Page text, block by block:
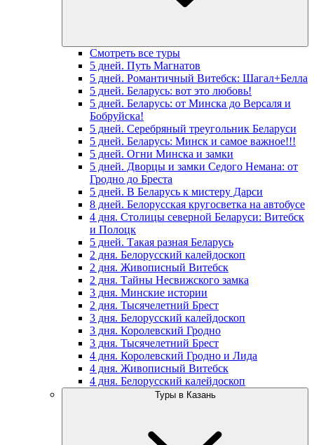
Смотреть все туры
5 дней. Путь Магнатов
5 дней. Романтичный Витебск: Шагал+Белла
5 дней. Беларусь: вот это любовь!
5 дней. Беларусь: от Минска до Версаля и
Бобруйска!
5 дней. Серебряный треугольник Беларуси
5 дней. Беларусь: Минск и самое важное!!!
5 дней. Огни Минска и замки
5 дней. Дворцы и замки Седого Немана: от
Гродно до Бреста
5 дней. В Беларусь к мистеру Дарси
8 дней. Белорусская кругосветка на автобусе
4 дня. Столицы северной Беларуси: Витебск
и Полоцк
5 дней. Такая разная Беларусь
2 дня. Белорусский калейдоскоп
2 дня. Живописный Витебск
2 дня. Тайны Несвижского замка
3 дня. Минские истории
2 дня. Тысячелетний Брест
3 дня. Белорусский калейдоскоп
3 дня. Королевский Гродно
3 дня. Тысячелетний Брест
4 дня. Королевский Гродно и Лида
4 дня. Живописный Витебск
4 дня. Белорусский калейдоскоп
Туры в Казань